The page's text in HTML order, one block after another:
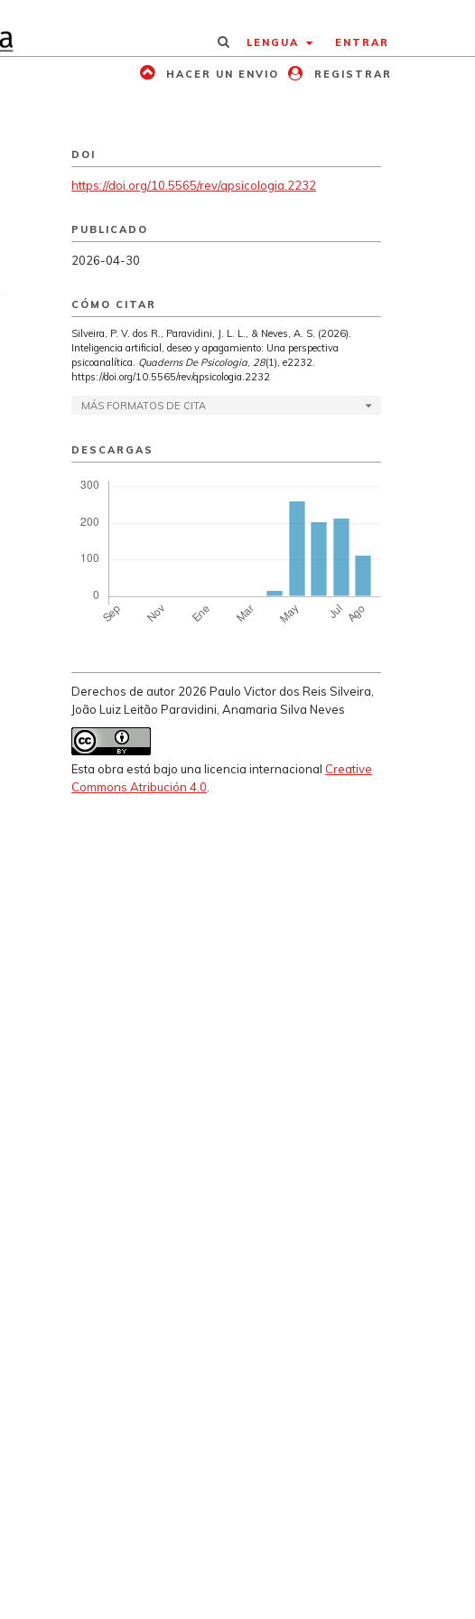
LENGUA ENTRAR
HACER UN ENVIO REGISTRAR
DOI
https://doi.org/10.5565/rev/qpsicologia.2232
PUBLICADO
2026-04-30
CÓMO CITAR
Silveira, P. V. dos R., Paravidini, J. L. L., & Neves, A. S. (2026).
Inteligencia artificial, deseo y apagamiento: Una perspectiva
psicoanalítica. Quaderns De Psicologia, 28(1), e2232.
https://doi.org/10.5565/rev/qpsicologia.2232
MÁS FORMATOS DE CITA
DESCARGAS
Derechos de autor 2026 Paulo Victor dos Reis Silveira,
João Luiz Leitão Paravidini, Anamaria Silva Neves
Esta obra está bajo una licencia internacional Creative
Commons Atribución 4.0